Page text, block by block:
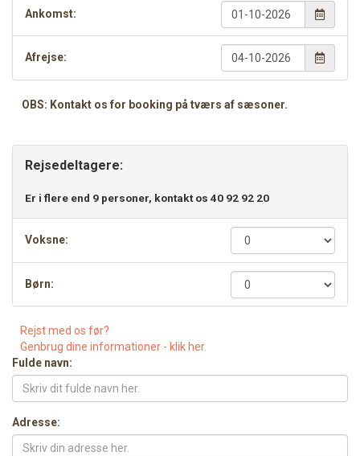
Ankomst: 
Afrejse: 
OBS: Kontakt os for booking på tværs af sæsoner.
Rejsedeltagere:
Er i flere end 9 personer, kontakt os 40 92 92 20
Voksne:
Børn:
Rejst med os før?
Genbrug dine informationer - klik her.
Fulde navn:
Adresse: